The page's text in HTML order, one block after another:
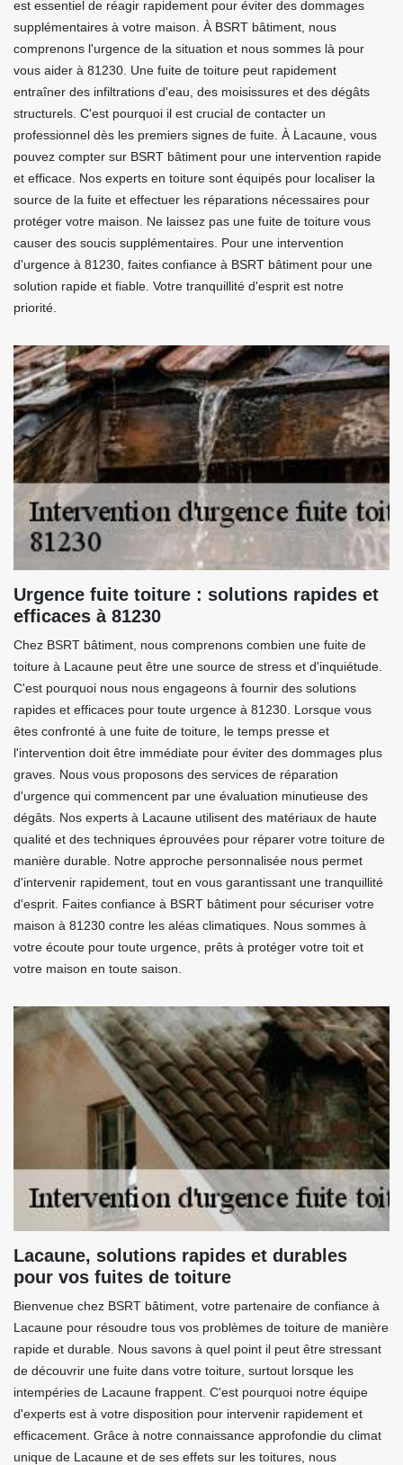
est essentiel de réagir rapidement pour éviter des dommages
supplémentaires à votre maison. À BSRT bâtiment, nous
comprenons l'urgence de la situation et nous sommes là pour
vous aider à 81230. Une fuite de toiture peut rapidement
entraîner des infiltrations d'eau, des moisissures et des dégâts
structurels. C'est pourquoi il est crucial de contacter un
professionnel dès les premiers signes de fuite. À Lacaune, vous
pouvez compter sur BSRT bâtiment pour une intervention rapide
et efficace. Nos experts en toiture sont équipés pour localiser la
source de la fuite et effectuer les réparations nécessaires pour
protéger votre maison. Ne laissez pas une fuite de toiture vous
causer des soucis supplémentaires. Pour une intervention
d'urgence à 81230, faites confiance à BSRT bâtiment pour une
solution rapide et fiable. Votre tranquillité d'esprit est notre
priorité.
Urgence fuite toiture : solutions rapides et
efficaces à 81230
Chez BSRT bâtiment, nous comprenons combien une fuite de
toiture à Lacaune peut être une source de stress et d'inquiétude.
C'est pourquoi nous nous engageons à fournir des solutions
rapides et efficaces pour toute urgence à 81230. Lorsque vous
êtes confronté à une fuite de toiture, le temps presse et
l'intervention doit être immédiate pour éviter des dommages plus
graves. Nous vous proposons des services de réparation
d'urgence qui commencent par une évaluation minutieuse des
dégâts. Nos experts à Lacaune utilisent des matériaux de haute
qualité et des techniques éprouvées pour réparer votre toiture de
manière durable. Notre approche personnalisée nous permet
d'intervenir rapidement, tout en vous garantissant une tranquillité
d'esprit. Faites confiance à BSRT bâtiment pour sécuriser votre
maison à 81230 contre les aléas climatiques. Nous sommes à
votre écoute pour toute urgence, prêts à protéger votre toit et
votre maison en toute saison.
Lacaune, solutions rapides et durables
pour vos fuites de toiture
Bienvenue chez BSRT bâtiment, votre partenaire de confiance à
Lacaune pour résoudre tous vos problèmes de toiture de manière
rapide et durable. Nous savons à quel point il peut être stressant
de découvrir une fuite dans votre toiture, surtout lorsque les
intempéries de Lacaune frappent. C'est pourquoi notre équipe
d'experts est à votre disposition pour intervenir rapidement et
efficacement. Grâce à notre connaissance approfondie du climat
unique de Lacaune et de ses effets sur les toitures, nous